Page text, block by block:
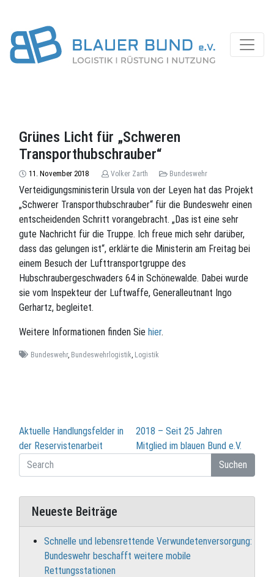
Grünes Licht für „Schweren
Transporthubschrauber“
11. November 2018 Volker Zarth Bundeswehr
Verteidigungsministerin Ursula von der Leyen hat das Projekt
„Schwerer Transporthubschrauber“ für die Bundeswehr einen
entscheidenden Schritt vorangebracht. „Das ist eine sehr
gute Nachricht für die Truppe. Ich freue mich sehr darüber,
dass das gelungen ist“, erklärte die Ministerin am Freitag bei
einem Besuch der Lufttransportgruppe des
Hubschraubergeschwaders 64 in Schönewalde. Dabei wurde
sie vom Inspekteur der Luftwaffe, Generalleutnant Ingo
Gerhartz, begleitet.
Weitere Informationen finden Sie hier.
Bundeswehr, Bundeswehrlogistik, Logistik
Beitragsnavigation
Aktuelle Handlungsfelder in
der Reservistenarbeit
2018 – Seit 25 Jahren
Mitglied im blauen Bund e.V.
Suchen
Neueste Beiträge
Schnelle und lebensrettende Verwundetenversorgung:
Bundeswehr beschafft weitere mobile
Rettungsstationen